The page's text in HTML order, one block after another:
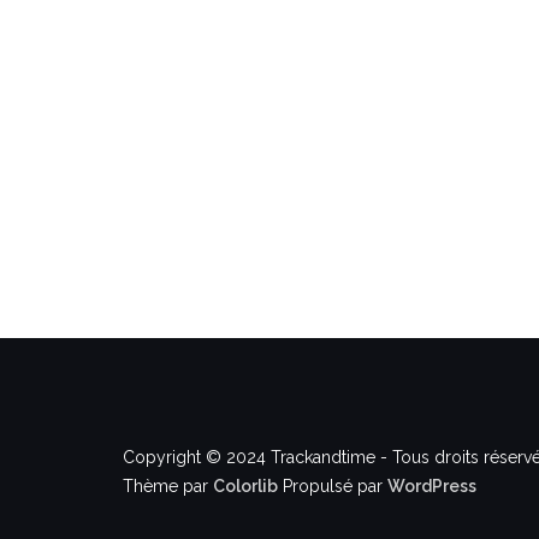
Copyright © 2024 Trackandtime - Tous droits
Thème par Colorlib Propulsé par WordPress